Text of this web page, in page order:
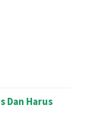
Dan Harus